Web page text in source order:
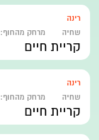
רינה
שחיה מרחק מהחוף:
קריית חיים
רינה
שחיה מרחק מהחוף:
קריית חיים